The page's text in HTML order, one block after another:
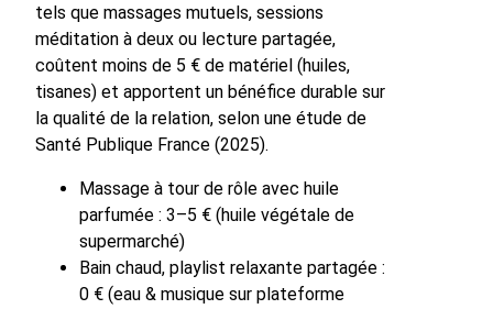
tels que massages mutuels, sessions
méditation à deux ou lecture partagée,
coûtent moins de 5 € de matériel (huiles,
tisanes) et apportent un bénéfice durable sur
la qualité de la relation, selon une étude de
Santé Publique France (2025).
Massage à tour de rôle avec huile
parfumée : 3–5 € (huile végétale de
supermarché)
Bain chaud, playlist relaxante partagée :
0 € (eau & musique sur plateforme